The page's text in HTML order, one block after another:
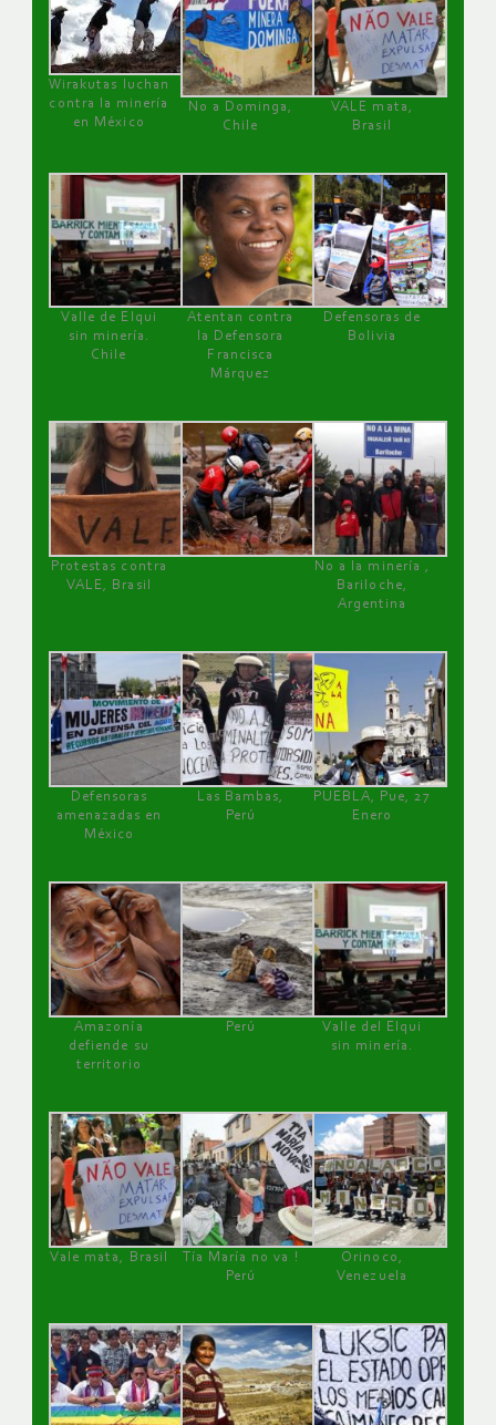
Wirakutas luchan
contra la minería
en México
No a Dominga,
Chile
VALE mata,
Brasil
Valle de Elqui
sin minería.
Chile
Atentan contra
la Defensora
Francisca
Márquez
Defensoras de
Bolivia
Protestas contra
VALE, Brasil
No a la minería ,
Bariloche,
Argentina
Defensoras
amenazadas en
México
Las Bambas,
Perú
PUEBLA, Pue, 27
Enero
Amazonía
defiende su
territorio
Perú
Valle del Elqui
sin minería.
Vale mata, Brasil
Tía María no va !
Perú
Orinoco,
Venezuela